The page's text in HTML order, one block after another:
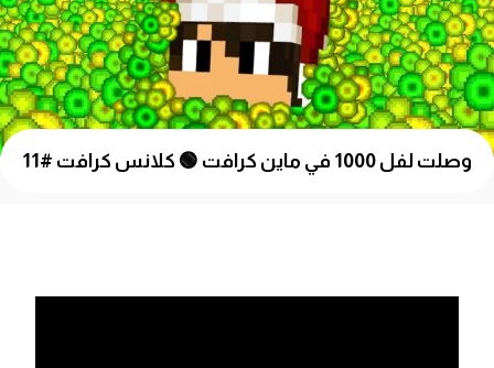
وصلت لفل 1000 في ماين كرافت 🟢 كلانس كرافت #11